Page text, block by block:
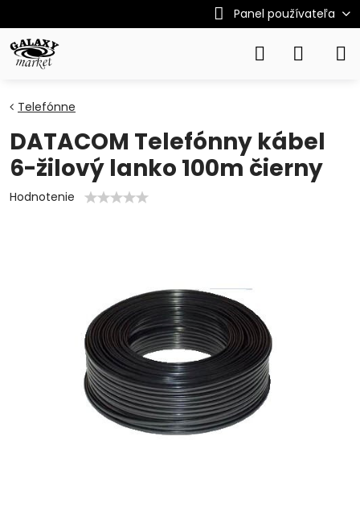
Panel používateľa
Telefónne
DATACOM Telefónny kábel
6-žilový lanko 100m čierny
Hodnotenie